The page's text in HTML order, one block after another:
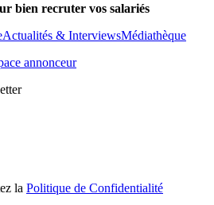
bien recruter vos salariés
Actualités & InterviewsMédiathèque
annonceur
la Politique de Confidentialité